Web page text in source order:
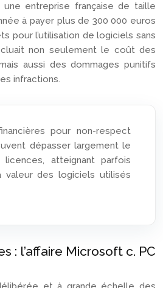
une entreprise française de taille
à payer plus de 300 000 euros
pour l’utilisation de logiciels sans
non seulement le coût des
aussi des dommages punitifs
infractions.
pour non-respect
dépasser largement le
atteignant parfois
valeur des logiciels utilisés
: l’affaire Microsoft c. PC